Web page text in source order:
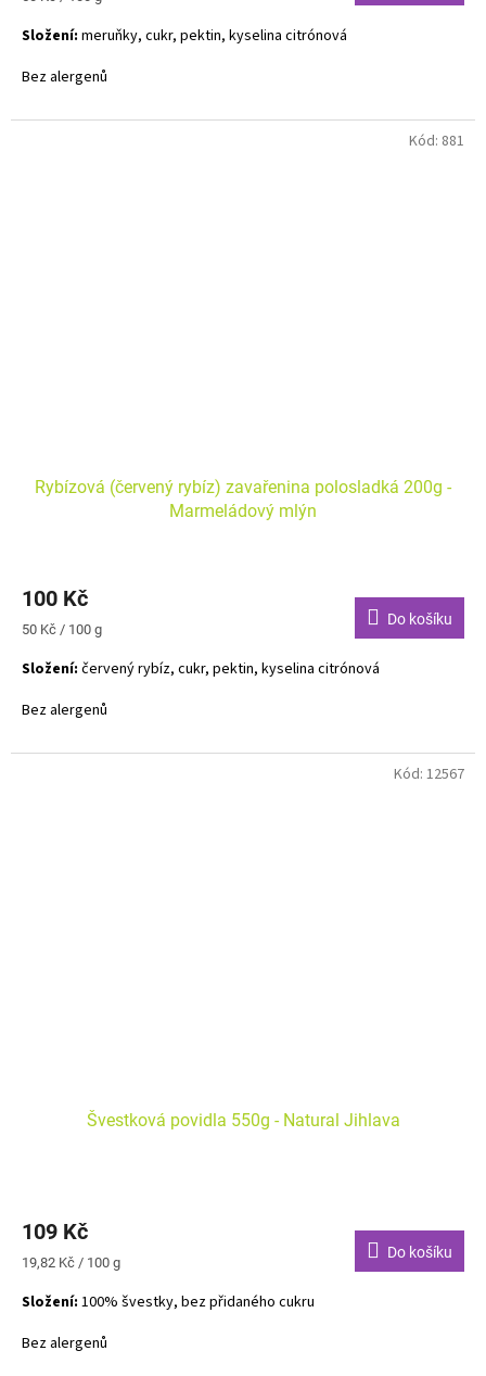
Složení: meruňky, cukr, pektin, kyselina citrónová
Bez alergenů
Rybízová (červený rybíz) zavařenina polosladká 200g -
Marmeládový mlýn
100 Kč
Měrná
50 Kč / 100 g
Do košíku
Složení: červený rybíz, cukr, pektin, kyselina citrónová
Bez alergenů
Kód: 881
Švestková povidla 550g - Natural Jihlava
109 Kč
Měrná
19,82 Kč / 100 g
Do košíku
Složení: 100% švestky, bez přidaného cukru
Bez alergenů
Kód: 12567